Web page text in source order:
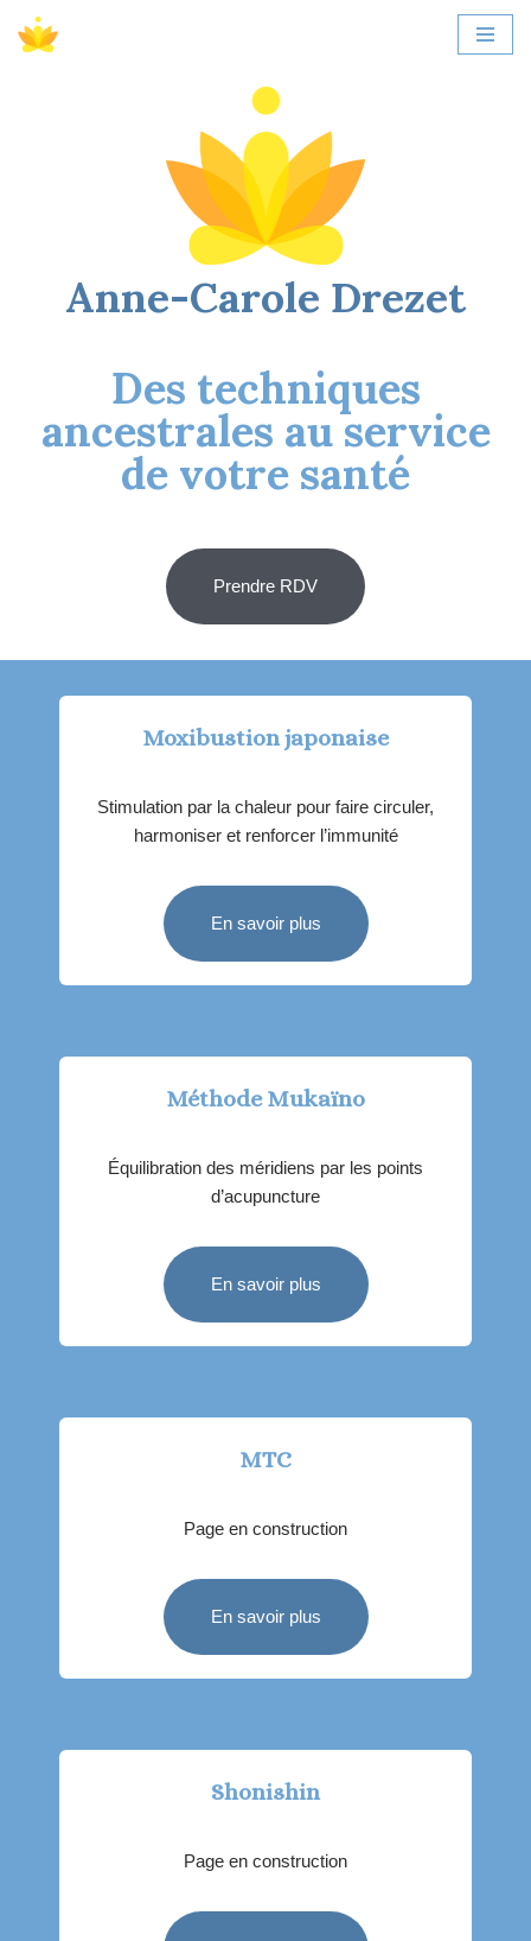
Anne-Carole Drezet
Des techniques
ancestrales au service
de votre santé
Prendre RDV
Moxibustion japonaise
Stimulation par la chaleur pour faire circuler,
harmoniser et renforcer l’immunité
En savoir plus
Méthode Mukaïno
Équilibration des méridiens par les points
d’acupuncture
En savoir plus
MTC
Page en construction
En savoir plus
Shonishin
Page en construction